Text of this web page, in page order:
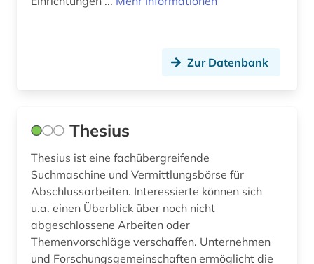
schadstoff (1)
schweiz (1)
sicherheitspolitik (1)
sozialwissenschaften (2)
Zur Datenbank
Thesius
Thesius ist eine fachübergreifende
Suchmaschine und Vermittlungsbörse für
Abschlussarbeiten. Interessierte können sich
u.a. einen Überblick über noch nicht
abgeschlossene Arbeiten oder
Themenvorschläge verschaffen. Unternehmen
und Forschungsgemeinschaften ermöglicht die